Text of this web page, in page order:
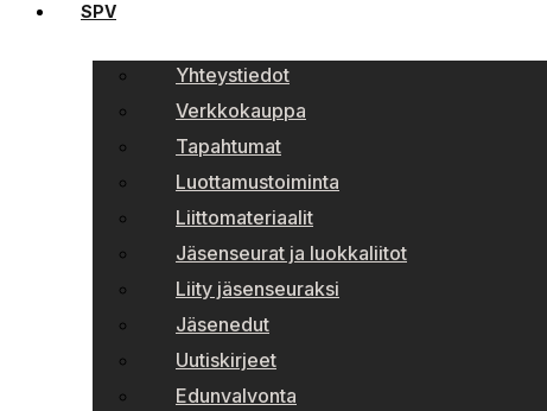
SPV
Yhteystiedot
Verkkokauppa
Tapahtumat
Luottamustoiminta
Liittomateriaalit
Jäsenseurat ja luokkaliitot
Liity jäsenseuraksi
Jäsenedut
Uutiskirjeet
Edunvalvonta